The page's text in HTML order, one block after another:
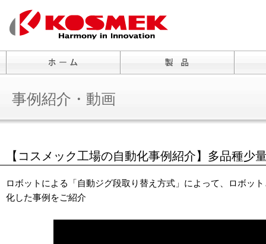
事例紹介・動画
【コスメック工場の自動化事例紹介】多品種少
ロボットによる「自動ジグ段取り替え方式」によって、ロボッ
化した事例をご紹介